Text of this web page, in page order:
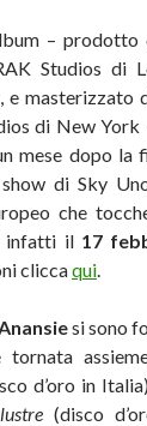
– prodotto
Studios di
, e masterizzato
di New
mese dopo la
di Sky
che
infatti il 17
cliccaqui.
si sono
tornata
d’oro in
(disco